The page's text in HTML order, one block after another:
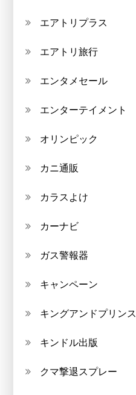
エアトリプラス
エアトリ旅行
エンタメセール
エンターテイメント
オリンピック
カニ通販
カラスよけ
カーナビ
ガス警報器
キャンペーン
キングアンドプリンス
キンドル出版
クマ撃退スプレー